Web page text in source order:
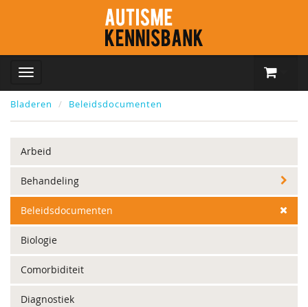
Bladeren Beleidsdocumenten
Arbeid
Behandeling
Beleidsdocumenten
Biologie
Comorbiditeit
Diagnostiek